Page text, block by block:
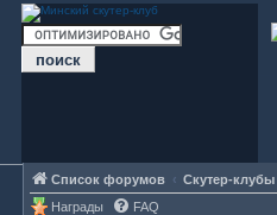
Список форумов
Скутер-клубы
Награды
FAQ